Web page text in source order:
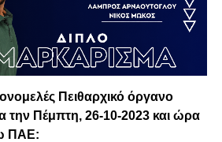
Πειθαρχικό όργανο
την Πέμπτη, 26-10-2023 και ώρα
ΠΑΕ: